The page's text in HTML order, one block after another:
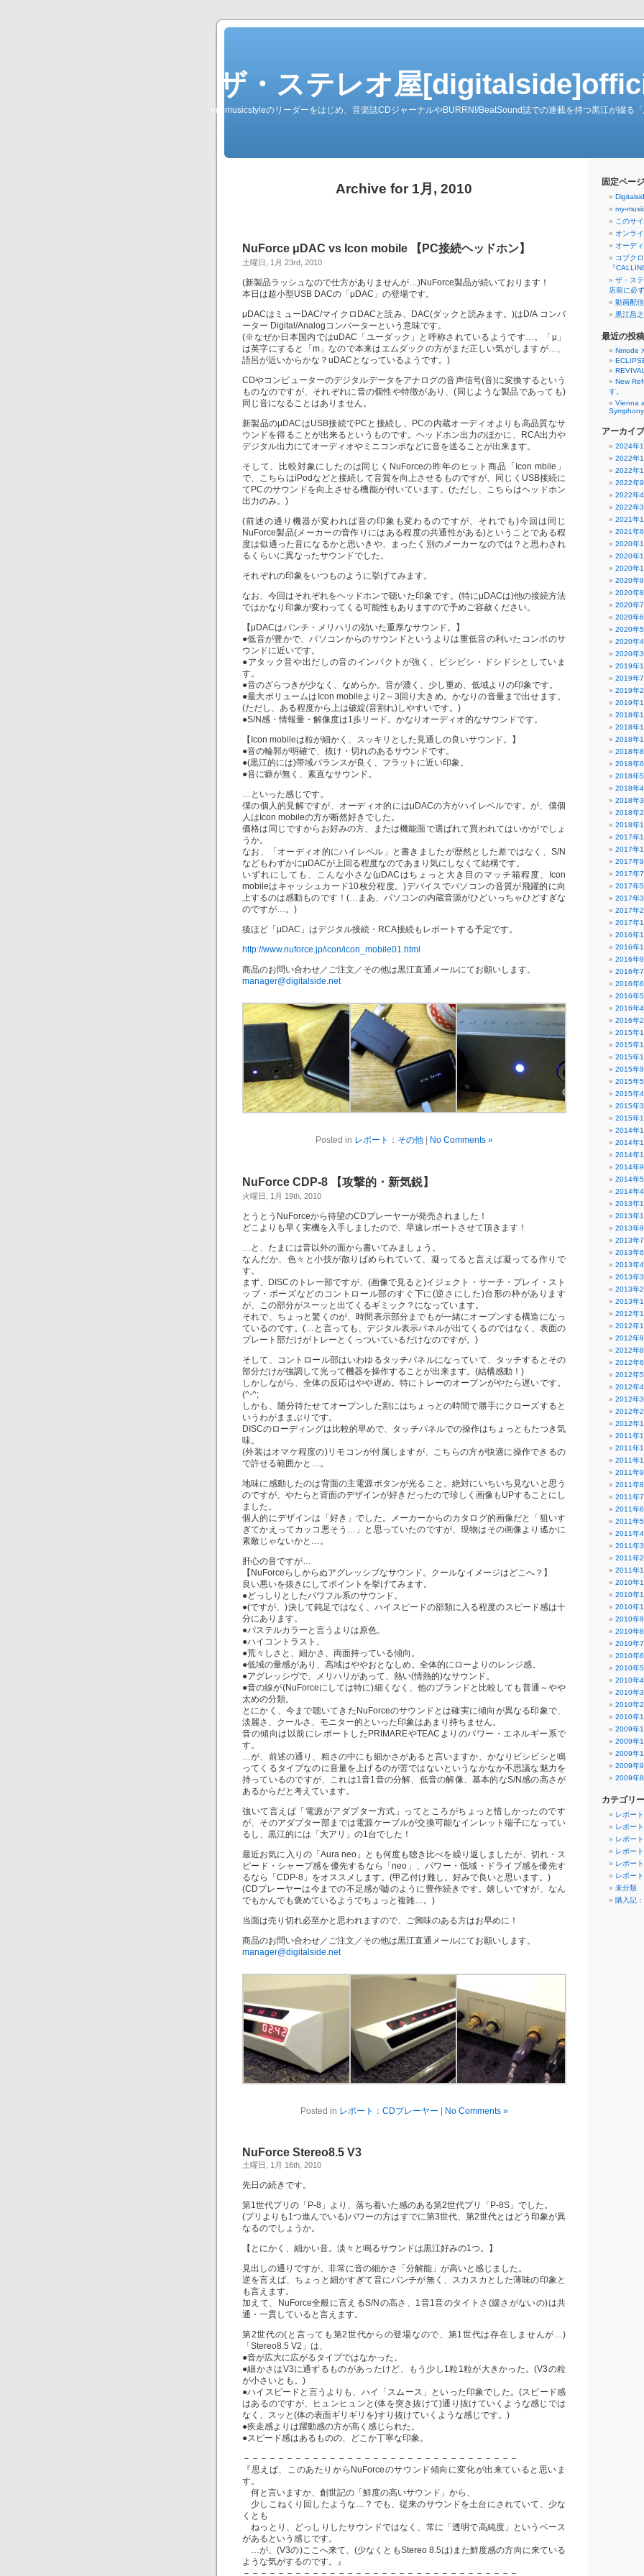
ザ・ステレオ屋
my-musicstyleのリーダーをはじめ、音楽誌CDジャーナルやBURRN!/BeatSound誌での連載を持つ黒江が綴る「
Archive for 1月, 2010
NuForce μDAC vs Icon mobile 【PC接続ヘッドホン】
土曜日, 1月 23rd, 2010
(新製品ラッシュなので仕方がありませんが…)NuForce製品が続いております！
本日は超小型USB DACの「μDAC」の登場です。
μDACはミューDAC/マイクロDACと読み、DAC(ダックと読みます。)はD/A コンバ
ーター Digital/Analogコンバーターという意味です。
(※なぜか日本国内ではuDAC「ユーダック」と呼称されているようです…。「μ」
は英字にすると「m」なので本来はエムダックの方がまだ正しい気がしますが…、
語呂が近いからかな？uDACとなっているようです。)
CDやコンピューターのデジタルデータをアナログの音声信号(音)に変換するという
ものなのですが、それぞれに音の個性や特徴があり、(同じような製品であっても)
同じ音になることはありません。
新製品のμDACはUSB接続でPCと接続し、PCの内蔵オーディオよりも高品質なサ
ウンドを得ることが出来るというものです。ヘッドホン出力のほかに、RCA出力や
デジタル出力にてオーディオやミニコンポなどに音を送ることが出来ます。
そして、比較対象にしたのは同じくNuForceの昨年のヒット商品「Icon mbile」
で、こちらはiPodなどと接続して音質を向上させるものですが、同じくUSB接続に
てPCのサウンドを向上させる機能が付いています。(ただし、こちらはヘッドホン
出力のみ。)
(前述の通り機器が変われば音の印象も変わるのですが、それでも)今回は同じ
NuForce製品(メーカーの音作りにはある程度の共通性がある)ということである程
度は似通った音になるかと思いきや、まったく別のメーカーなのでは？と思わされ
るくらいに異なったサウンドでした。
それぞれの印象をいつものように挙げてみます。
なお、今回はそれぞれをヘッドホンで聴いた印象です。(特にμDACは)他の接続方法
ではかなり印象が変わってくる可能性もありますので予めご容赦ください。
【μDACはパンチ・メリハリの効いた重厚なサウンド。】
●低音が豊かで、パソコンからのサウンドというよりは重低音の利いたコンポのサ
ウンドに近いです。
●アタック音や出だしの音のインパクトが強く、ビシビシ・ドシドシとしていま
す。
●音のざらつきが少なく、なめらか。音が濃く、少し重め、低域よりの印象です。
●最大ボリュームはIcon mobileより2～3回り大きめ。かなりの音量まで出せます。
(ただし、ある程度から上は破綻(音割れ)しやすいです。)
●S/N感・情報量・解像度は1歩リード。かなりオーディオ的なサウンドです。
【Icon mobileは粒が細かく、スッキリとした見通しの良いサウンド。】
●音の輪郭が明確で、抜け・切れのあるサウンドです。
●(黒江的には)帯域バランスが良く、フラットに近い印象。
●音に癖が無く、素直なサウンド。
…といった感じです。
僕の個人的見解ですが、オーディオ的にはμDACの方がハイレベルです。が、僕個
人はIcon mobileの方が断然好きでした。
価格は同じですからお好みの方、または機能面で選ばれて買われてはいかがでしょ
うか。
なお、「オーディオ的にハイレベル」と書きましたが歴然とした差ではなく、S/N
などもわずかにμDACが上回る程度なのであまり気にしなくて結構です。
いずれにしても、こんな小さな(μDACはちょっと大き目のマッチ箱程度、Icon
mobileはキャッシュカード10枚分程度。)デバイスでパソコンの音質が飛躍的に向
上するのは感動ものです！(…まあ、パソコンの内蔵音源がひどいっちゃひどすぎな
のですが…。)
後ほど「μDAC」はデジタル接続・RCA接続もレポートする予定です。
http://www.nuforce.jp/icon/icon_mobile01.html
商品のお問い合わせ／ご注文／その他は黒江直通メールにてお願いします。
manager@digitalside.net
Posted in レポート：その他| No Comments »
NuForce CDP-8 【攻撃的・新気鋭】
火曜日, 1月 19th, 2010
とうとうNuForceから待望のCDプレーヤーが発売されました！
どこよりも早く実機を入手しましたので、早速レポートさせて頂きます！
…と、たまには音以外の面から書いてみましょう。
なんだか、色々と小技が散りばめられていて、凝ってると言えば凝ってる作りで
す。
まず、DISCのトレー部ですが、(画像で見ると)イジェクト・サーチ・プレイ・スト
ップ・ポーズなどのコントロール部のすぐ下に(逆さにした)台形の枠があります
が、この部分がスーッと出てくるギミック？になっています。
それで、ちょっと驚くのが、時間表示部分までもが一緒にオープンする構造になっ
ているのです。(…と言っても、デジタル表示パネルが出てくるのではなく、表面の
プレート部だけがトレーとくっついているだけなのですが。)
そして、コントロール部はいわゆるタッチパネルになっていて、タッチするとその
部分だけが強調して光って機器を操作することが出来ます。(結構感動！)
しかしながら、全体の反応はやや遅め。特にトレーのオープンがやたら遅いです。
(^-^;
しかも、随分待たせてオープンした割にはちょっとの時間で勝手にクローズすると
いうわがままぶりです。
DISCのローディングは比較的早めで、タッチパネルでの操作はちょっともたつき気
味。
(外装はオマケ程度の)リモコンが付属しますが、こちらの方が快適に操作できるの
で許せる範囲かと…。
地味に感動したのは背面の主電源ボタンが光ること。絶対にいちいち見ないと思う
のですが、やたらと背面のデザインが好きだったので珍しく画像もUPすることにし
ました。
個人的にデザインは「好き」でした。メーカーからのカタログ的画像だと「狙いす
ぎてかえってカッコ悪そう…」と思っていたのですが、現物はその画像より遙かに
素敵じゃないかと…。
肝心の音ですが…
【NuForceらしからぬアグレッシブなサウンド。クールなイメージはどこへ？】
良い悪いを抜きにしてポイントを挙げてみます。
●どっしりとしたパワフル系のサウンド。
●(ですが、)決して鈍足ではなく、ハイスピードの部類に入る程度のスピード感は十
分にあります。
●パステルカラーと言うよりは原色。
●ハイコントラスト。
●荒々しさと、細かさ、両面持っている傾向。
●低域の量感があり、高域はややおとなしめ。全体的にローよりのレンジ感。
●アグレッシヴで、メリハリがあって、熱い(情熱的)なサウンド。
●音の線が(NuForceにしては特に)細くなく、他のブランドと比較しても普通～やや
太めの分類。
とにかく、今まで聴いてきたNuForceのサウンドとは確実に傾向が異なる印象で、
淡麗さ、クールさ、モニター的といった印象はあまり持ちません。
音の傾向は以前にレポートしたPRIMAREやTEACよりのパワー・エネルギー系で
す。
…が、前述の通り、粗さの中にも細かさがあると言いますか、かなりビシビシと鳴
ってくるタイプなのに音量を上げるのが苦ではないというなかなか不思議な魅力を
持っているのですが、これは1音1音の分解、低音の解像、基本的なS/N感の高さが
あるからだと考えています。
強いて言えば「電源がアダプター方式」ってところがちょっと惜しかったのです
が、そのアダプター部までは電源ケーブルが交換可能なインレット端子になってい
るし、黒江的には「大アリ」の1台でした！
最近お気に入りの「Aura neo」とも何度も聴き比べを繰り返しましたが、切れ・ス
ピード・シャープ感を優先するなら「neo」、パワー・低域・ドライブ感を優先す
るなら「CDP-8」をオススメします。(甲乙付け難し。好みで良いと思います。)
(CDプレーヤーは今までの不足感が嘘のように豊作続きです。嬉しいですが、なん
でもかんでも褒めているようでちょっと複雑…。)
当面は売り切れ必至かと思われますので、ご興味のある方はお早めに！
商品のお問い合わせ／ご注文／その他は黒江直通メールにてお願いします。
manager@digitalside.net
Posted in レポート：CDプレーヤー No Comments »
NuForce Stereo8.5 V3
土曜日, 1月 16th, 2010
先日の続きです。
第1世代プリの「P-8」より、落ち着いた感のある第2世代プリ「P-8S」でした。
(プリよりも1つ進んでいる)パワーの方はすでに第3世代、第2世代とはどう印象が異
なるのでしょうか。
【とにかく、細かい音。淡々と鳴るサウンドは黒江好みの1つ。】
見出しの通りですが、非常に音の細かさ「分解能」が高いと感じました。
逆を言えば、ちょっと細かすぎて音にパンチが無く、スカスカとした薄味の印象と
も言えます。
加えて、NuForce全般に言えるS/Nの高さ、1音1音のタイトさ(緩さがないの)は共
通・一貫していると言えます。
第2世代の(と言っても第2世代からの登場なので、第1世代は存在しませんが…)
「Stereo8.5 V2」は、
●音が広大に広がるタイプではなかった。
●細かさはV3に通ずるものがあったけど、もう少し1粒1粒が大きかった。(V3の粒
が小さいとも。)
●ハイスピードと言うよりも、ハイ「スムース」といった印象でした。(スピード感
はあるのですが、ヒュンヒュンと(体を突き抜けて)通り抜けていくような感じでは
なく、スッと(体の表面ギリギリを)すり抜けていくような感じです。)
●疾走感よりは躍動感の方が高く感じられた。
●スピード感はあるものの、どこか丁寧な印象。
－－－－－－－－－－－－－－－－－－－－－－－－－－－－－－－－
『思えば、このあたりからNuForceのサウンド傾向に変化が出来ていると思いま
す。
何と言いますか、創世記の「鮮度の高いサウンド」から、
少しこねくり回したような…？でも、従来のサウンドを土台にされていて、少な
くとも
ねっとり、どっしりしたサウンドではなく、常に「透明で高純度」というベース
があるという感じです。
…が、(V3の)ここへ来て、(少なくともStereo 8.5は)また鮮度感の方向に来ている
ような気がするのです。』
－－－－－－－－－－－－－－－－－－－－－－－－－－－－－－－－
固定ページ
my-
このサ
オンラ
オーデ
コブク
『
ザ・ス
店前に必
動画配
黒江昌
最近の投稿
Nmode
New
す。
Vienna
アーカイブ
2024年
2022年
2022年
2022年9
2022年4
2022年3
2021年
2021年6
2020年
2020年
2020年
2020年9
2020年8
2020年7
2020年6
2020年5
2020年4
2020年3
2019年
2019年7
2019年2
2019年1
2018年
2018年
2018年
2018年8
2018年6
2018年5
2018年4
2018年3
2018年2
2018年1
2017年
2017年
2017年9
2017年7
2017年5
2017年3
2017年2
2017年1
2016年
2016年
2016年9
2016年7
2016年6
2016年5
2016年4
2016年2
2015年
2015年
2015年
2015年9
2015年5
2015年4
2015年3
2015年1
2014年
2014年
2014年
2014年9
2014年5
2014年4
2013年
2013年
2013年9
2013年7
2013年6
2013年4
2013年3
2013年2
2013年1
2012年
2012年
2012年9
2012年8
2012年6
2012年5
2012年4
2012年3
2012年2
2012年1
2011年
2011年
2011年
2011年9
2011年8
2011年7
2011年6
2011年5
2011年4
2011年3
2011年2
2011年1
2010年
2010年
2010年
2010年9
2010年8
2010年7
2010年6
2010年5
2010年4
2010年3
2010年2
2010年1
2009年
2009年
2009年
2009年9
2009年8
カテゴリー
レポー
レポー
レポー
レポー
レポー
レポー
未分類
購入記